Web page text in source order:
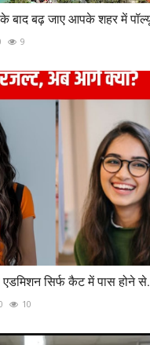
बाद बढ़ जाए आपके शहर में
9
सिर्फ कैट में पास होने
10